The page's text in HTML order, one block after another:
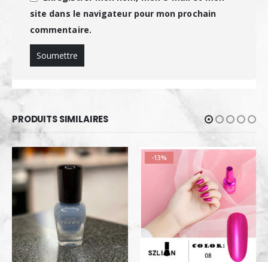
site dans le navigateur pour mon prochain
commentaire.
PRODUITS SIMILAIRES
-13%